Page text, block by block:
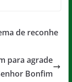
de reconhe
para agrade
Bonfim